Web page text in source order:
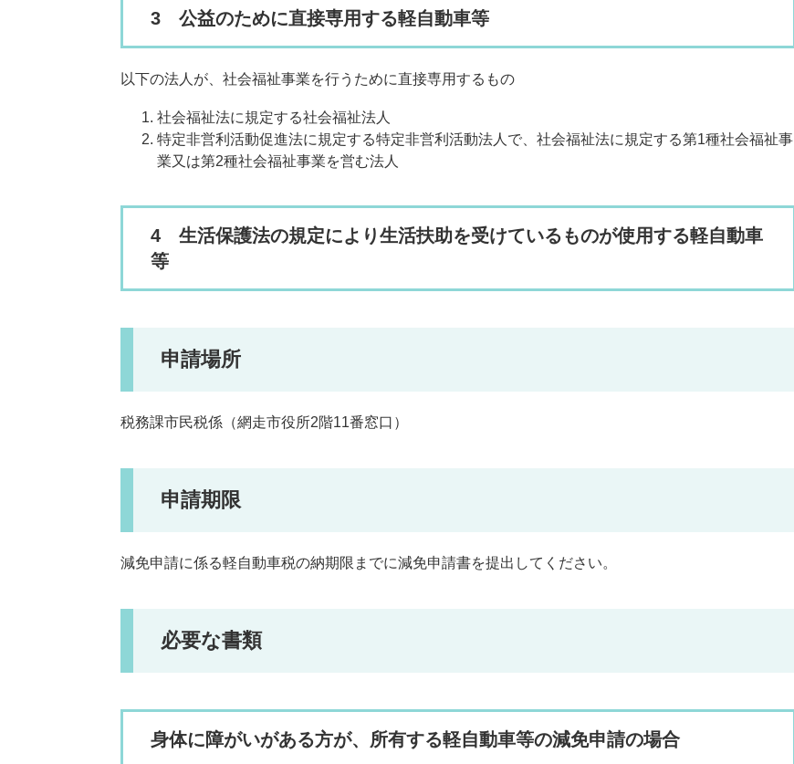
3 公益のために直接専用する軽自動車等
以下の法人が、社会福祉事業を行うために直接専用するもの
社会福祉法に規定する社会福祉法人
特定非営利活動促進法に規定する特定非営利活動法人で、社会福祉法に規定する第1種社会福祉事
業又は第2種社会福祉事業を営む法人
4 生活保護法の規定により生活扶助を受けているものが使用する軽自動車
等
申請場所
税務課市民税係（網走市役所2階11番窓口）
申請期限
減免申請に係る軽自動車税の納期限までに減免申請書を提出してください。
必要な書類
身体に障がいがある方が、所有する軽自動車等の減免申請の場合